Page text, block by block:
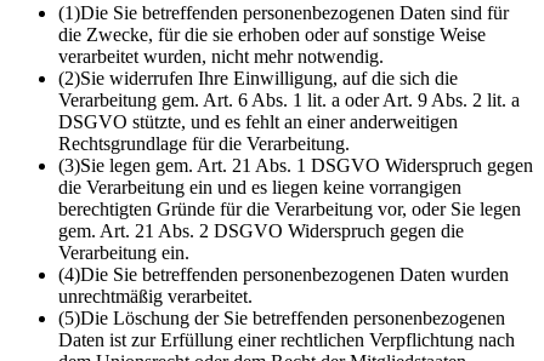
(1)Die Sie betreffenden personenbezogenen Daten sind für
die Zwecke, für die sie erhoben oder auf sonstige Weise
verarbeitet wurden, nicht mehr notwendig.
(2)Sie widerrufen Ihre Einwilligung, auf die sich die
Verarbeitung gem. Art. 6 Abs. 1 lit. a oder Art. 9 Abs. 2 lit. a
DSGVO stützte, und es fehlt an einer anderweitigen
Rechtsgrundlage für die Verarbeitung.
(3)Sie legen gem. Art. 21 Abs. 1 DSGVO Widerspruch gegen
die Verarbeitung ein und es liegen keine vorrangigen
berechtigten Gründe für die Verarbeitung vor, oder Sie legen
gem. Art. 21 Abs. 2 DSGVO Widerspruch gegen die
Verarbeitung ein.
(4)Die Sie betreffenden personenbezogenen Daten wurden
unrechtmäßig verarbeitet.
(5)Die Löschung der Sie betreffenden personenbezogenen
Daten ist zur Erfüllung einer rechtlichen Verpflichtung nach